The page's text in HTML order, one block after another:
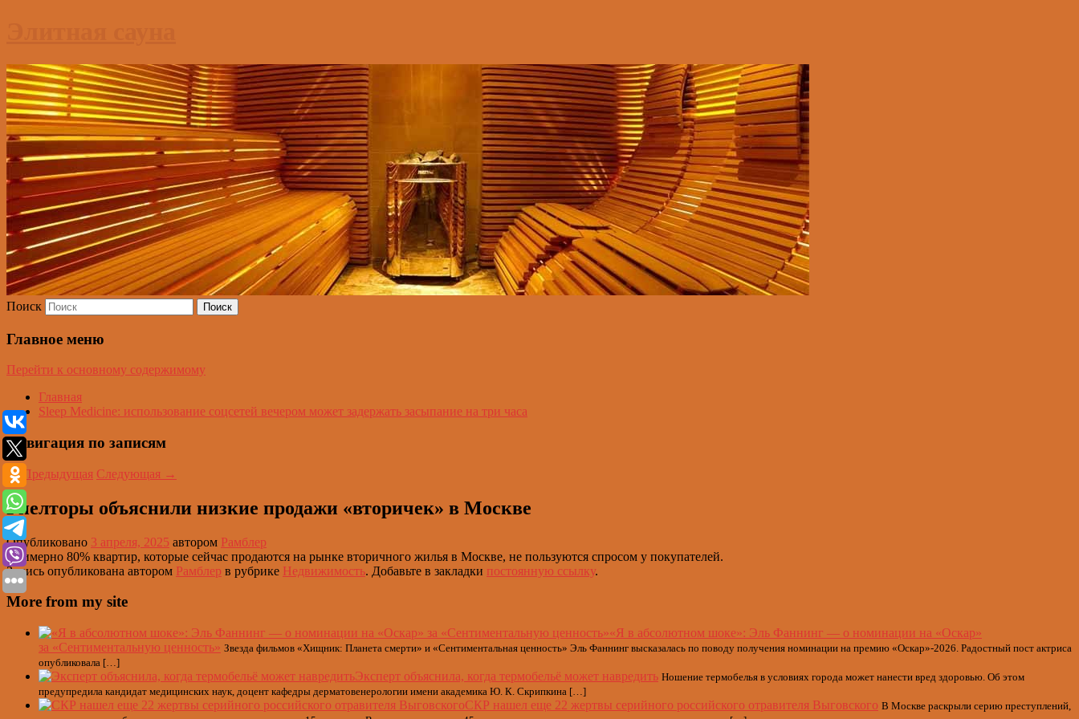
Поиск
Главное меню
Перейти к основному содержимому
Главная
Sleep Medicine: использование соцсетей вечером может задержать засыпание на три часа
Навигация по записям
←Предыдущая Следующая →
Риелторы объяснили низкие продажи «вторичек» в Москве
Опубликовано 3 апреля, 2025 автором Рамблер
Примерно 80% квартир, которые сейчас продаются на рынке вторичного жилья в Москве, не пользуются спросом у покупателей.
Запись опубликована автором Рамблер в рубрике Недвижимость. Добавьте в закладки постоянную ссылку.
More from my site
«Я в абсолютном шоке»: Эль Фаннинг — о номинации на «Оскар»
за «Сентиментальную ценность» Звезда фильмов «Хищник: Планета смерти» и «Сентиментальная ценность» Эль Фаннинг высказалась по поводу получения номинации на премию «Оскар»-2026. Радостный пост актриса
опубликовала […]
Эксперт объяснила, когда термобельё может навредить Ношение термобелья в условиях города может нанести вред здоровью. Об этом
предупредила кандидат медицинских наук, доцент кафедры дерматовенерологии имени академика Ю. К. Скрипкина […]
СКР нашел еще 22 жертвы серийного российского отравителя Выговского В Москве раскрыли серию преступлений,